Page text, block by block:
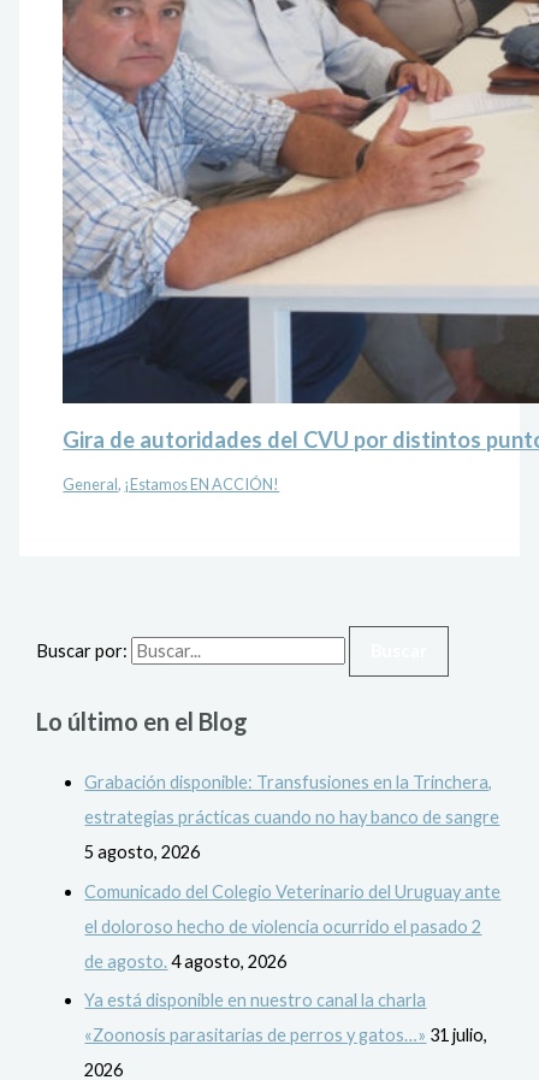
Gira de autoridades del CVU por distintos
General, ¡Estamos EN ACCIÓN!
Buscar por:
Lo último en el Blog
Grabación disponible: Transfusiones en la Trinchera,
estrategias prácticas cuando no hay banco de sangre
5 agosto, 2026
Comunicado del Colegio Veterinario del Uruguay ante
el doloroso hecho de violencia ocurrido el pasado 2
de agosto. 4 agosto, 2026
Ya está disponible en nuestro canal la charla
«Zoonosis parasitarias de perros y gatos…» 31 julio,
2026